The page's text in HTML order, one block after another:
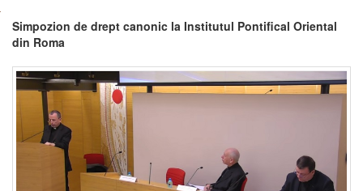
Simpozion de drept canonic la Institutul Pontifical Oriental
din Roma